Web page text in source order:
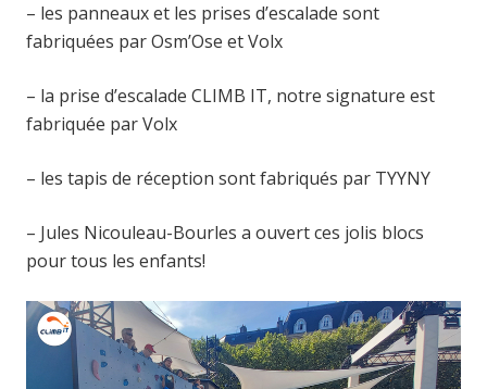
– les panneaux et les prises d’escalade sont
fabriquées par Osm’Ose et Volx
– la prise d’escalade CLIMB IT, notre signature est
fabriquée par Volx
– les tapis de réception sont fabriqués par TYYNY
– Jules Nicouleau-Bourles a ouvert ces jolis blocs
pour tous les enfants!